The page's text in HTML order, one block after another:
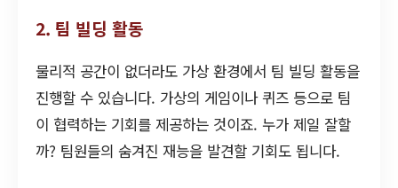
2. 팀 빌딩 활동
물리적 공간이 없더라도 가상 환경에서 팀 빌딩 활동을
진행할 수 있습니다. 가상의 게임이나 퀴즈 등으로 팀
이 협력하는 기회를 제공하는 것이죠. 누가 제일 잘할
까? 팀원들의 숨겨진 재능을 발견할 기회도 됩니다.